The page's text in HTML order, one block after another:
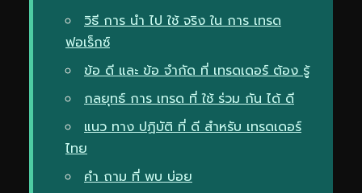
วิธี การ นำ ไป ใช้ จริง ใน การ เทรด
ฟอเร็กซ์
ข้อ ดี และ ข้อ จำกัด ที่ เทรดเดอร์ ต้อง รู้
กลยุทธ์ การ เทรด ที่ ใช้ ร่วม กัน ได้ ดี
แนว ทาง ปฏิบัติ ที่ ดี สำหรับ เทรดเดอร์
ไทย
คำ ถาม ที่ พบ บ่อย